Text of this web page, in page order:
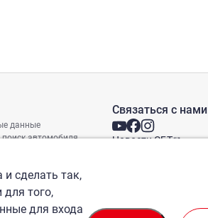
данные
поиск автомобиля
Связаться с нами
Новости СБТ
сделать так,
того,
для входа